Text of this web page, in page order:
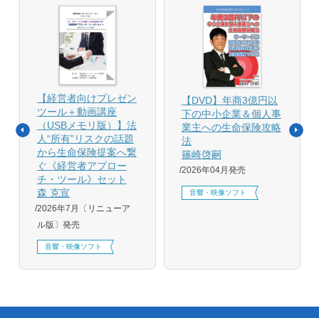
【経営者向けプレゼン
ツール＋動画講座
（USBメモリ版）】法
人“所有”リスクの話題
から生命保険提案へ繋
ぐ《経営者アプロー
チ・ツール》セット
森 克宣
2026年7月〔リニューア
ル版〕発売
音響・映像ソフト
【DVD】年商3億円以
下の中小企業＆個人事
業主への生命保険攻略
法
篠崎啓嗣
2026年04月発売
音響・映像ソフト